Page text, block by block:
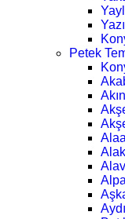
Petek